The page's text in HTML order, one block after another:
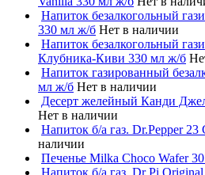
Напиток безалкогольный
330 мл ж/б Нет в наличии
Напиток безалкогольный
Клубника-Киви 330 мл ж/б
Напиток газированный
мл ж/б Нет в наличии
Десерт желейный Канди
Нет в наличии
Напиток б/а газ. Dr.Pepper
наличии
Печенье Milka Choco Wafer
Напиток б/а газ. Dr Pi